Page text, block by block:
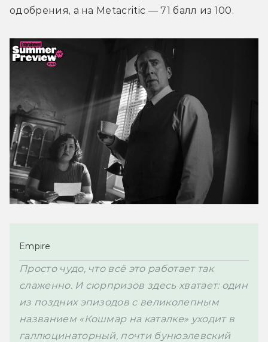
одобрения, а на Metacritic — 71 балл из 100.
Empire
Просто чудо, что всё это работает так
слаженно. И сюрпризов здесь хватает: один
из поздних эпизодов с великолепным
названием «Кошмар на каталке» уходит в
галлюцинаторный, почти бунюэлевский